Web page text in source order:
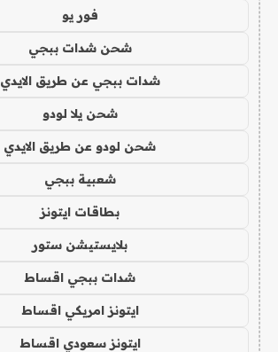
فور يو
شحن شدات ببجي
شدات ببجي عن طريق الايدي
شحن يلا لودو
شحن لودو عن طريق الايدي
شعبية ببجي
بطاقات ايتونز
بلايستيشن ستور
شدات ببجي اقساط
ايتونز امريكي اقساط
ايتونز سعودي اقساط